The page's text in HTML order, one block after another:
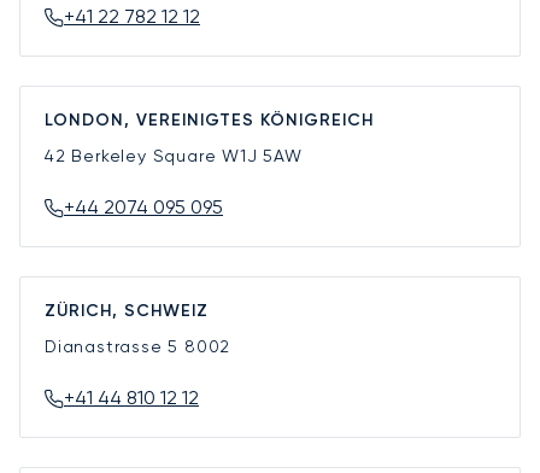
+41 22 782 12 12
LONDON, VEREINIGTES KÖNIGREICH
42 Berkeley SquareW1J 5AW
+44 2074 095 095
ZÜRICH, SCHWEIZ
Dianastrasse 5 8002
+41 44 810 12 12